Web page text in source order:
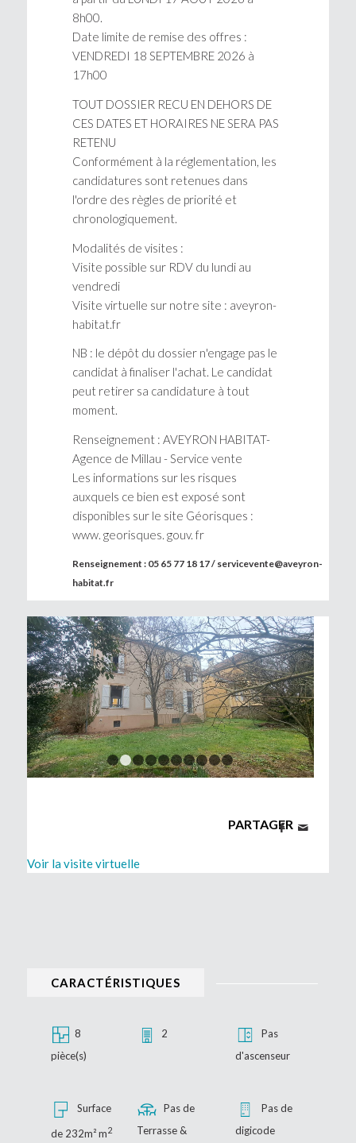
8h00.
Date limite de remise des offres :
VENDREDI 18 SEPTEMBRE 2026 à
17h00
TOUT DOSSIER RECU EN DEHORS DE
CES DATES ET HORAIRES NE SERA PAS
RETENU
Conformément à la réglementation, les
candidatures sont retenues dans
l'ordre des règles de priorité et
chronologiquement.
Modalités de visites :
Visite possible sur RDV du lundi au
vendredi
Visite virtuelle sur notre site : aveyron-
habitat.fr
NB : le dépôt du dossier n'engage pas le
candidat à finaliser l'achat. Le candidat
peut retirer sa candidature à tout
moment.
Renseignement : AVEYRON HABITAT-
Agence de Millau - Service vente
Les informations sur les risques
auxquels ce bien est exposé sont
disponibles sur le site Géorisques :
www. georisques. gouv. fr
Renseignement : 05 65 77 18 17 / servicevente@aveyron-
habitat.fr
1 2 3 4 5 6 7 8 9 10
PARTAGER
Voir la visite virtuelle
CARACTÉRISTIQUES
8
pièce(s)
2
Pas
d'ascenseur
Surface
de 232m² m2
Pas de
Terrasse &
Pas de
digicode